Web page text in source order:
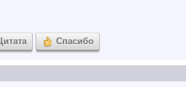
Спасибо